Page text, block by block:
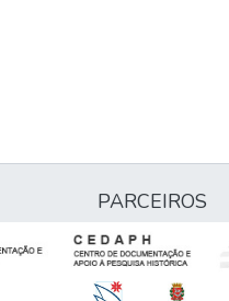
PARCEIROS